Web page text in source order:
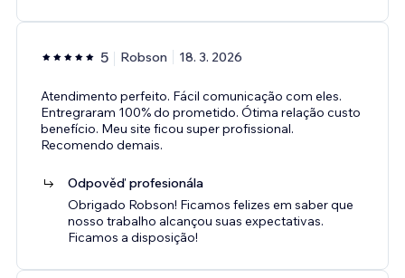
5 Robson 18. 3. 2026
Atendimento perfeito. Fácil comunicação com eles.
Entregraram 100% do prometido. Ótima relação custo
benefício. Meu site ficou super profissional.
Recomendo demais.
Odpověď profesionála
Obrigado Robson! Ficamos felizes em saber que
nosso trabalho alcançou suas expectativas.
Ficamos a disposição!